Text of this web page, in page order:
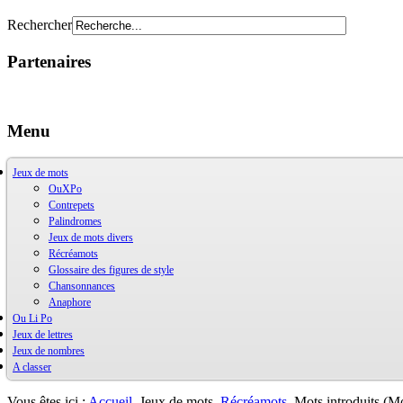
Rechercher
Partenaires
Menu
Jeux de mots
OuXPo
Contrepets
Palindromes
Jeux de mots divers
Récréamots
Glossaire des figures de style
Chansonnances
Anaphore
Ou Li Po
OuLiPo
Base de la Bibliothèque Oulipienne
Oulipiens
G. Perec
Bibliographie
Ecrit par des oulipiens
Jeux de lettres
Jeux de nombres
Ludimath
Base Ludimath
Ludimaths : bibliographie
A classer